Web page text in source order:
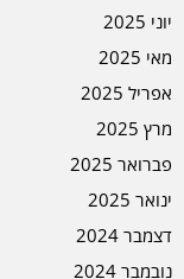
יוני 2025
מאי 2025
אפריל 2025
מרץ 2025
פברואר 2025
ינואר 2025
דצמבר 2024
נובמבר 2024